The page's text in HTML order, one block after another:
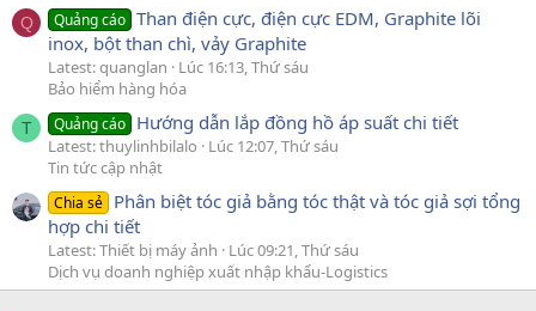
Q Quảng cáo Than điện cực, điện cực EDM, Graphite lõi
inox, bột than chì, vảy Graphite
Latest: quanglan
Lúc 16:13, Thứ sáu
Bảo hiểm hàng hóa
T Quảng cáo Hướng dẫn lắp đồng hồ áp suất chi tiết
Latest: thuylinhbilalo
Lúc 12:07, Thứ sáu
Tin tức cập nhật
Chia sẻ Phân biệt tóc giả bằng tóc thật và tóc giả sợi tổng
hợp chi tiết
Latest: Thiết bị máy ảnh
Lúc 09:21, Thứ sáu
Dịch vụ doanh nghiệp xuất nhập khẩu-Logistics